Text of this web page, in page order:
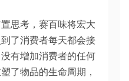
思考，赛百味将宏大
了消费者每天都会接
有增加消费者的任何
了物品的生命周期，